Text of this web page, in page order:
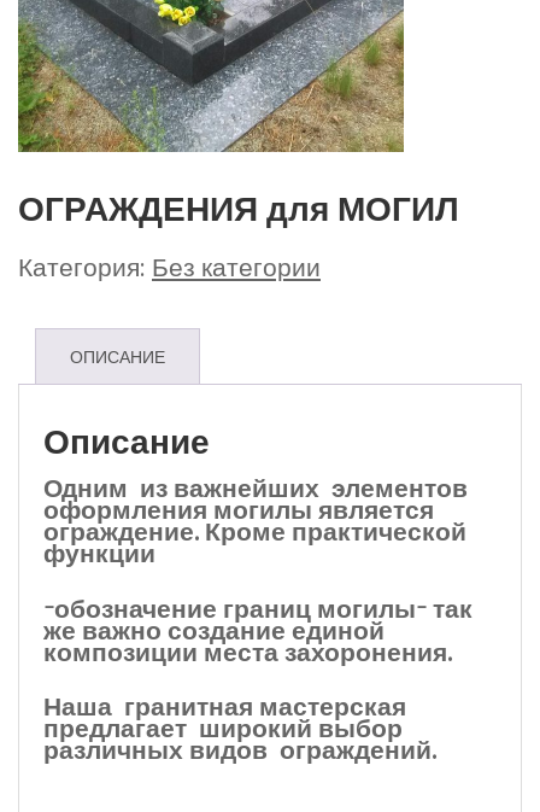
ОГРАЖДЕНИЯ для МОГИЛ
Категория: Без категории
ОПИСАНИЕ
Описание
Одним из важнейших элементов
оформления могилы является
ограждение. Кроме практической
функции
-обозначение границ могилы- так
же важно создание единой
композиции места захоронения.
Наша гранитная мастерская
предлагает широкий выбор
различных видов ограждений.